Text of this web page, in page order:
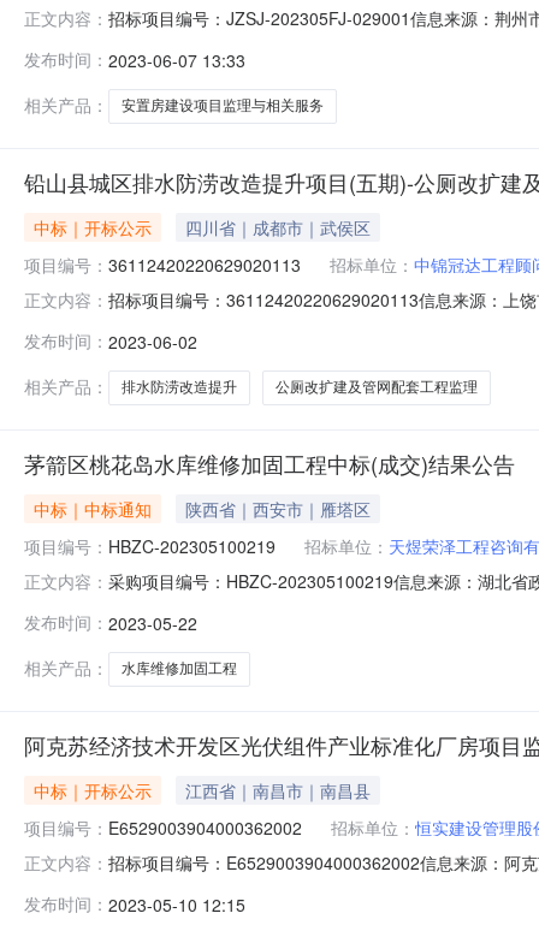
正文内容： 招标项目编号：JZSJ-202305FJ-029001信息来源：荆
价:0.00元/%;工期:日历天;质量要求:;保证金金额:0.00元,
发布时间： 2023-06-07 13:33
相关产品：
安置房建设项目监理与相关服务
铅山县城区排水防涝改造提升项目(五期)-公厕改扩建
中标｜开标公示
四川省｜成都市｜武侯区
项目编号： 36112420220629020113 招标单位： 中锦冠达工程顾
正文内容： 招标项目编号：36112420220629020113信息来源：上
人:曾华;报价:0.00元/%;工期:日历天;质量要求:;保证金金
发布时间： 2023-06-02
相关产品：
排水防涝改造提升 公厕改扩建及管网配套工程监理
茅箭区桃花岛水库维修加固工程中标(成交)结果公告
中标｜中标通知
陕西省｜西安市｜雁塔区
项目编号： HBZC-202305100219 招标单位： 天煜荣泽工程咨询
正文内容： 采购项目编号：HBZC-202305100219信息来源：湖北
202305-02二、采购计划备案号420302-2023-00153三
发布时间： 2023-05-22
相关产品：
水库维修加固工程
阿克苏经济技术开发区光伏组件产业标准化厂房项目
中标｜开标公示
江西省｜南昌市｜南昌县
项目编号： E6529003904000362002 招标单位： 恒实建设管理股
正文内容： 招标项目编号：E6529003904000362002信息来源：阿
人:胡佳敏;报价:0.00元/%;工期:日历天;质量要求:;保证金
发布时间： 2023-05-10 12:15